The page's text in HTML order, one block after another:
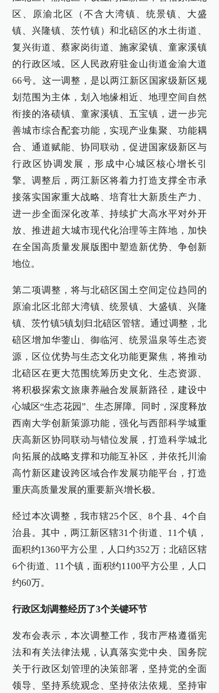
区、原渝北区（不含大湾镇、统景镇、大盛
镇、兴隆镇、茨竹镇）和北碚区的水土街道、
复兴街道、蔡家岗街道、施家梁镇、童家溪镇
的行政区域。区人民政府驻金山街道金渝大道
66号。这一调整，是以两江新区国家级新区规
划范围为主体，划入地缘相近、地理空间自然
衔接的洛碛镇、童家溪镇、五宝镇，进一步完
善城市综合配套功能，实现产业集聚、功能耦
合、通道赋能、协同联动，促进国家级新区与
行政区协调发展，形成中心城区核心增长引
擎。调整后，两江新区将着力打造支撑全市承
接落实国家重大战略、培育壮大新质生产力、
进一步全面深化改革、持续扩大高水平对外开
放、推进超大城市现代化治理等主阵地，加快
在全国高质量发展版图中塑造新优势、争创新
地位。
第二项调整，将与北碚区国土空间定位趋同的
原渝北区北部大湾镇、统景镇、大盛镇、兴隆
镇、茨竹镇5镇划归北碚区管辖。通过调整，北
碚区增加华蓥山、御临河、统景温泉等生态资
源，区位优势与生态文化功能更聚焦，将推动
北碚区在更大范围统筹历史文化、生态资源、
将积极探索文旅康养融合发展新路径，建设中
心城区“生态花园”、生态屏障。同时，深度释放
西南大学创新策源功能，强化与西部科学城重
庆高新区协同联动与错位发展，打造科学城北
向拓展的战略支撑和功能互补区，并依托川渝
高竹新区建设跨区域合作发展功能平台，打造
重庆高质量发展的重要新兴增长极。
经过本次调整，我市辖25个区、8个县、4个自
治县。其中，两江新区辖31个街道、11个镇，
面积约1360平方公里，人口约352万；北碚区辖
6个街道、11个镇，面积约1100平方公里，人口
约60万。
行政区划调整经历了3个关键环节
发布会表示，本次调整工作，我市严格遵循宪
法和有关法律法规，认真落实党中央、国务院
关于行政区划管理的决策部署，坚持党的全面
领导、坚持系统观念、坚持依法依规、坚持审